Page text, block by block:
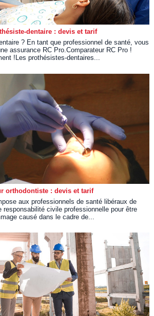
dentaire : devis et tarif
? En tant que professionnel de santé, vous
assurance RC Pro.Comparateur RC Pro !
!Les prothésistes-dentaires...
orthodontiste : devis et tarif
aux professionnels de santé libéraux de
responsabilité civile professionnelle pour être
causé dans le cadre de...